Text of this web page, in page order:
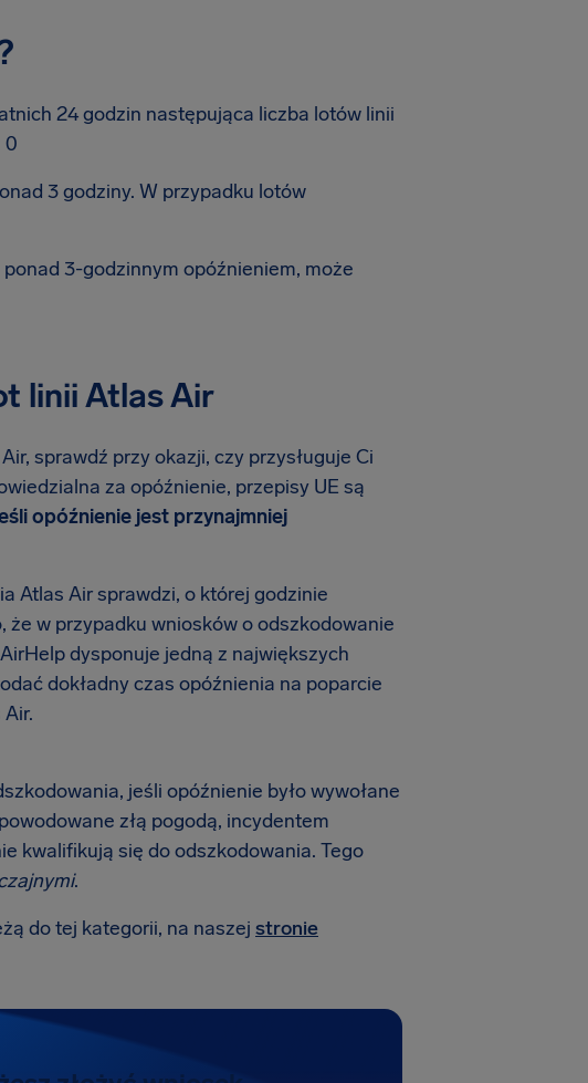
24 godzin następująca liczba lotów linii
0
3 godziny. W przypadku lotów
3-godzinnym opóźnieniem, może
linii Atlas Air
sprawdź przy okazji, czy przysługuje Ci
za opóźnienie, przepisy UE są
opóźnienie jest przynajmniej
Atlas Air sprawdzi, o której godzinie
w przypadku wniosków o odszkodowanie
dysponuje jedną z największych
dokładny czas opóźnienia na poparcie
jeśli opóźnienie było wywołane
złą pogodą, incydentem
kwalifikują się do odszkodowania. Tego
.
do tej kategorii, na naszej stronie